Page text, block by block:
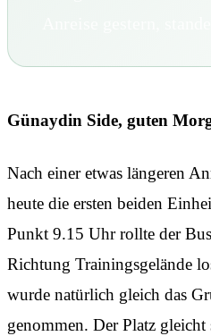
Günaydin Side, guten
Nach einer etwas längeren
heute die ersten beiden
Punkt 9.15 Uhr rollte der
Richtung Trainingsgelände
wurde natürlich gleich das
genommen. Der Platz gleicht